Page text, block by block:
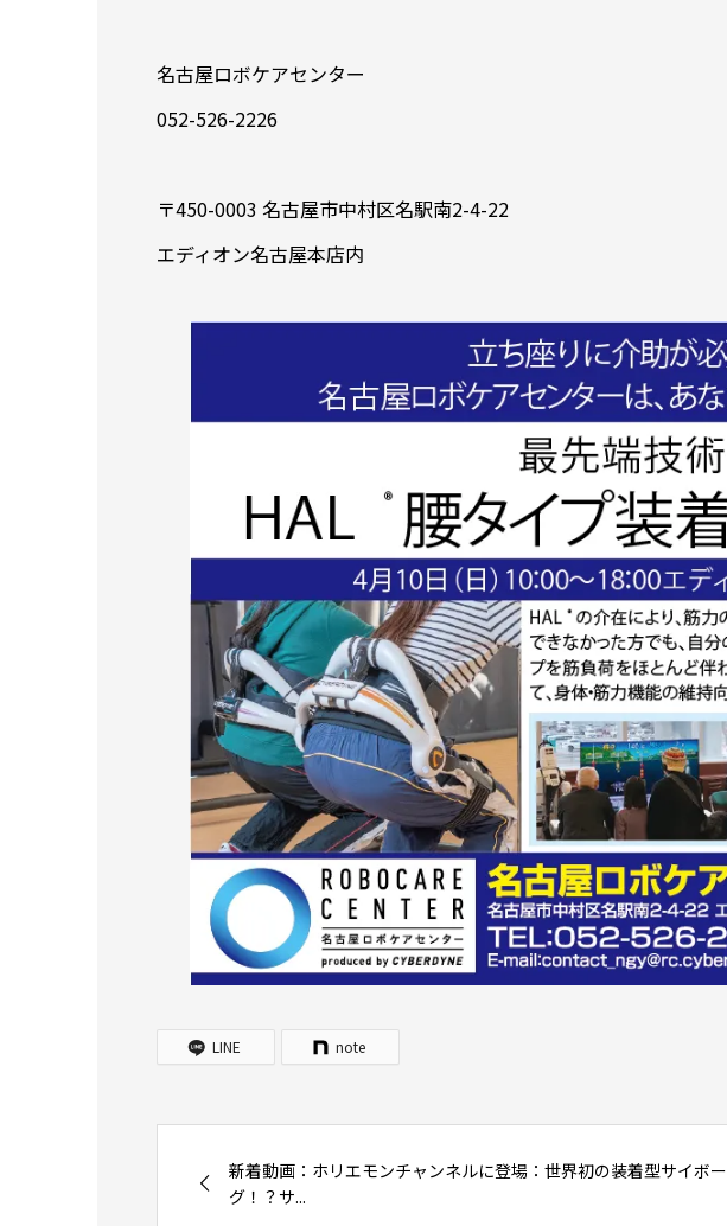
名古屋ロボケアセンター
052-526-2226
〒450-0003 名古屋市中村区名駅南2-4-22
エディオン名古屋本店内
LINE note
新着動画：ホリエモンチャンネルに登場：世界初の装着型サイボー
グ！？サ...